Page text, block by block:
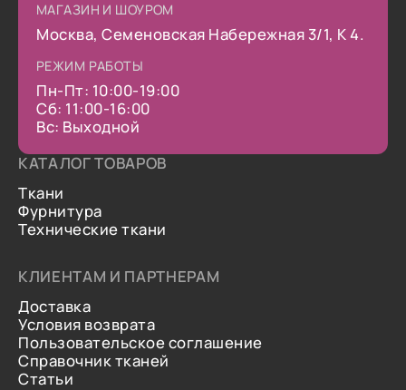
МАГАЗИН И ШОУРОМ
Москва, Семеновская Набережная 3/1, К 4.
РЕЖИМ РАБОТЫ
Пн-Пт: 10:00-19:00
Сб: 11:00-16:00
Вс: Выходной
КАТАЛОГ ТОВАРОВ
Ткани
Фурнитура
Технические ткани
КЛИЕНТАМ И ПАРТНЕРАМ
Доставка
Условия возврата
Пользовательское соглашение
Справочник тканей
Статьи